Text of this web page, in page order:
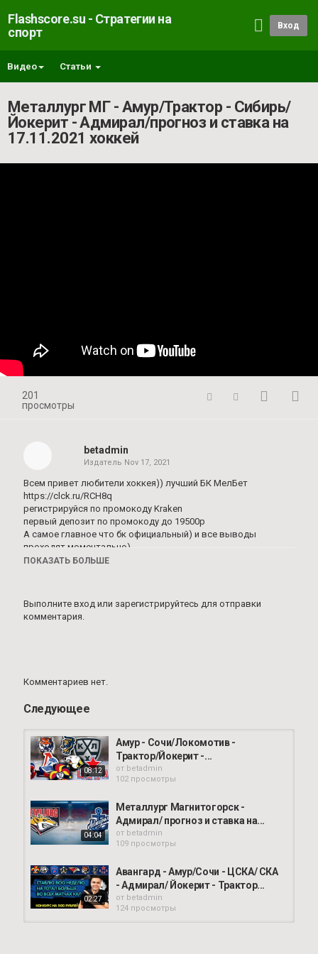
Flashscore.su - Стратегии на
спорт
Вход
Видео Статьи
Металлург МГ - Амур/Трактор - Сибирь/
Йокерит - Адмирал/прогноз и ставка на
17.11.2021 хоккей
201
просмотры
betadmin
Издатель Nov 17, 2021
Всем привет любители хоккея)) лучший БК МелБет
https://clck.ru/RCH8q
регистрируйся по промокоду Kraken
первый депозит по промокоду до 19500р
А самое главное что бк официальный) и все выводы
проходят моментально)
И помните я высказываю только свое личное мнение,
ставить или нет на мои прогнозы думайте сами , у каждого
Категория
Ставки на сегодня
ПОКАЗАТЬ БОЛЬШЕ
Выполните вход или зарегистрируйтесь для отправки
комментария.
Комментариев нет.
Следующее
08:12
Амур - Сочи/Локомотив -
Трактор/Йокерит -...
от betadmin
102 просмотры
04:04
Металлург Магнитогорск -
Адмирал/ прогноз и ставка на...
от betadmin
109 просмотры
02:27
Авангард - Амур/Сочи - ЦСКА/ СКА
- Адмирал/ Йокерит - Трактор...
от betadmin
124 просмотры